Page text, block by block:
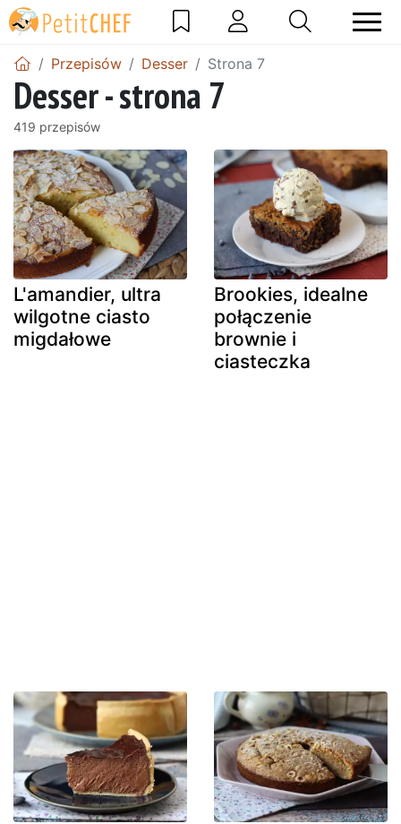
Przepisów Desser Strona 7
Desser - strona 7
419 przepisów
L'amandier, ultra
wilgotne ciasto
migdałowe
Brookies, idealne
połączenie
brownie i
ciasteczka